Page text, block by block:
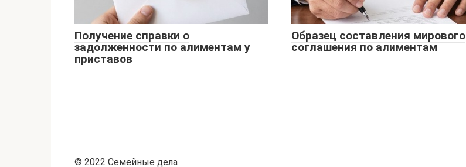
Получение справки о
задолженности по алиментам у
приставов
Образец составления мирового
соглашения по алиментам
© 2022 Семейные дела